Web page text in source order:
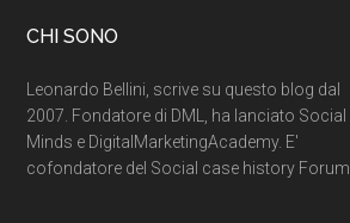
CHI SONO
Leonardo Bellini, scrive su questo blog dal
2007. Fondatore di DML, ha lanciato Social
Minds e DigitalMarketingAcademy. E'
cofondatore del Social case history Forum.